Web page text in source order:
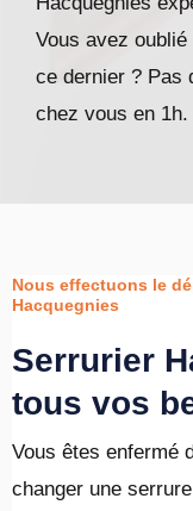
Vous avez
ce dernier ? Pas
chez vous en 1h.
Nous effectuons le
Hacquegnies
Serrurier
tous vos
Vous êtes enfermé
changer une